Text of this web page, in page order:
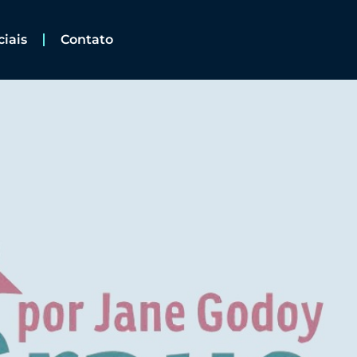
Contato